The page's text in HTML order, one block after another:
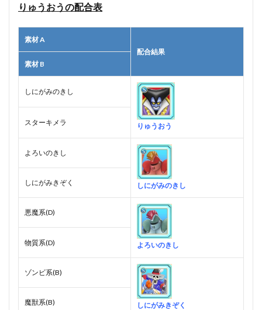
りゅうおうの配合表
素材 A
配合結果
素材 B
しにがみのきし
りゅうおう
スターキメラ
よろいのきし
しにがみのきし
しにがみきぞく
悪魔系(D)
よろいのきし
物質系(D)
ゾンビ系(B)
しにがみきぞく
魔獣系(B)